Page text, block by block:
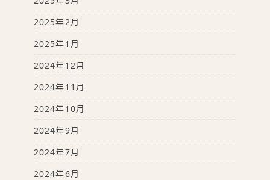
2025年2月
2025年1月
2024年12月
2024年11月
2024年10月
2024年9月
2024年7月
2024年6月